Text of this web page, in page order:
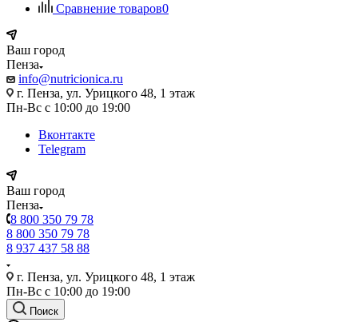
Сравнение товаров0
Ваш город
Пенза
info@nutricionica.ru
г. Пенза, ул. Урицкого 48, 1 этаж
Пн-Вс с 10:00 до 19:00
Вконтакте
Telegram
Ваш город
Пенза
8 800 350 79 78
8 800 350 79 78
8 937 437 58 88
г. Пенза, ул. Урицкого 48, 1 этаж
Пн-Вс с 10:00 до 19:00
Поиск